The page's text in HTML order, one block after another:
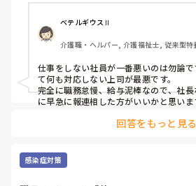
くことも、配薬することもありません
手のかかる利用者さんの居室誘導もし
利用者さんからも、『兄ちゃんはずっ
る』と認識しされるくらい仕事をして
そのくせ、自分より立場の弱い職員に
りたくない作業は全て丸投げ。
上司に何度も相談しましたが、彼と揉
況は改善されるどころか、何をしても
そんな彼ですが、私の事は嫌いではな
私もあしらう事ができず、無難に話し
苦痛以外のなにものでもありません。
ベテルギウスⅡ
介護職・ヘルパー, 介護福祉士, 従来型
ット型特養
仕事をしない社員が一番悪いのは勿論
て何も対応しない上司が最悪です。
完全に職務怠慢、給与泥棒なので、社
に早急に報連相した方がいいかと思いま
回答をもっと見る
感染症対策